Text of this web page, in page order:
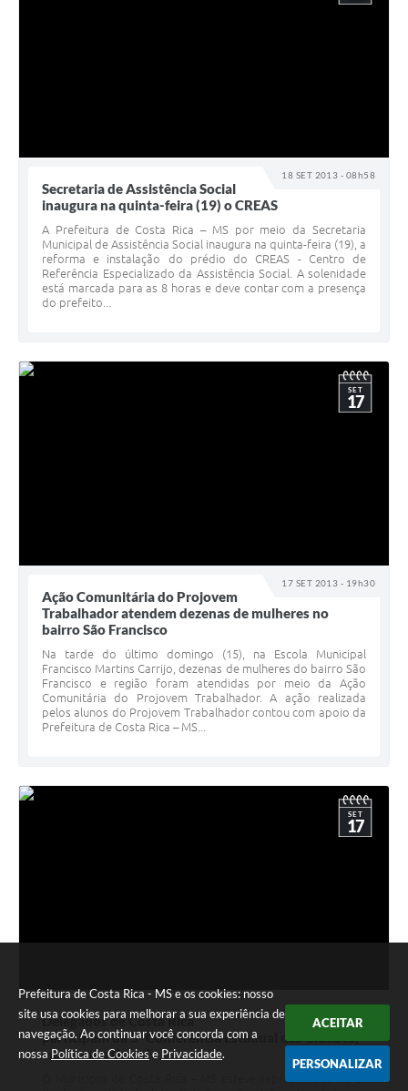
Prefeitura de Costa Rica - MS e os cookies: nosso
site usa cookies para melhorar a sua experiência de
navegação. Ao continuar você concorda com a
nossa Política de Cookies e Privacidade.
ACEITAR
PERSONALIZAR
18 SET 2013 - 08h58
Secretaria de Assistência Social
inaugura na quinta-feira (19) o CREAS
A Prefeitura de Costa Rica – MS por meio da Secretaria
Municipal de Assistência Social inaugura na quinta-feira (19), a
reforma e instalação do prédio do CREAS - Centro de
Referência Especializado da Assistência Social. A solenidade
está marcada para as 8 horas e deve contar com a presença
do prefeito...
17 SET 2013 - 19h30
SET
17
Ação Comunitária do Projovem
Trabalhador atendem dezenas de mulheres no
bairro São Francisco
Na tarde do último domingo (15), na Escola Municipal
Francisco Martins Carrijo, dezenas de mulheres do bairro São
Francisco e região foram atendidas por meio da Ação
Comunitária do Projovem Trabalhador. A ação realizada
pelos alunos do Projovem Trabalhador contou com apoio da
Prefeitura de Costa Rica – MS...
17 SET 2013 - 18h48
SET
17
Delegados de Costa Rica
participam da 5ª Conferência Estadual das Cidades,
em Campo Grande
O Município de Costa Rica – MS esteve representado na 5ª